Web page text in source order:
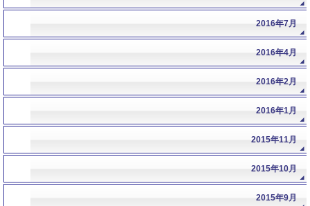
2016年7月
2016年4月
2016年2月
2016年1月
2015年11月
2015年10月
2015年9月